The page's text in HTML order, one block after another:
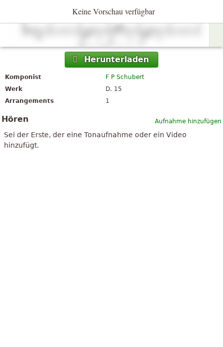
Keine Vorschau verfügbar
Herunterladen
Komponist
F P Schubert
Werk
D. 15
Arrangements
1
Aufnahme hinzufügen
Hören
Sei der Erste, der eine Tonaufnahme oder ein Video
hinzufügt.